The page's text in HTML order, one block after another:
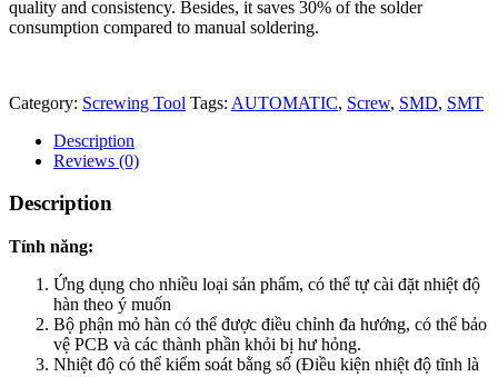
quality and consistency. Besides, it saves 30% of the solder
consumption compared to manual soldering.
Category: Screwing Tool Tags: AUTOMATIC, Screw, SMD, SMT
Description
Reviews (0)
Description
Tính năng:
Ứng dụng cho nhiều loại sản phẩm, có thể tự cài đặt nhiệt độ
hàn theo ý muốn
Bộ phận mỏ hàn có thể được điều chỉnh đa hướng, có thể bảo
vệ PCB và các thành phần khỏi bị hư hỏng.
Nhiệt độ có thể kiểm soát bằng số (Điều kiện nhiệt độ tĩnh là